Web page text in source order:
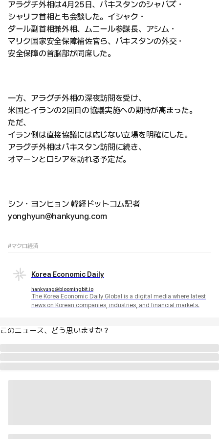
アラグチ外相は4月25日、パキスタンのシャバズ・
シャリフ首相とも会談した。イシャク・
ダール副首相兼外相、ムニール参謀長、アシム・
マリク国家安全保障補佐官ら、パキスタンの外交・
安全保障の首脳部が同席した。
一方、アラグチ外相の深夜訪問を受け、
米国とイランの2回目の協議実施への期待が高まった。
ただ、
イラン側は直接協議には応じない立場を明確にした。
アラグチ外相はパキスタン訪問に続き、
オマーンとロシアを訪れる予定だ。
シン・ヨンヒョン 韓経ドットコム記者
yonghyun@hankyung.com
#マクロ経済
Korea Economic Daily
hankyung@bloomingbit.io
The Korea Economic Daily Global is a digital media where latest
news on Korean companies, industries, and financial markets.
このニュース、どう思いますか？